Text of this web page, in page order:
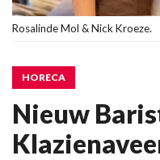
Rosalinde Mol & Nick Kroeze.
HORECA
Nieuw